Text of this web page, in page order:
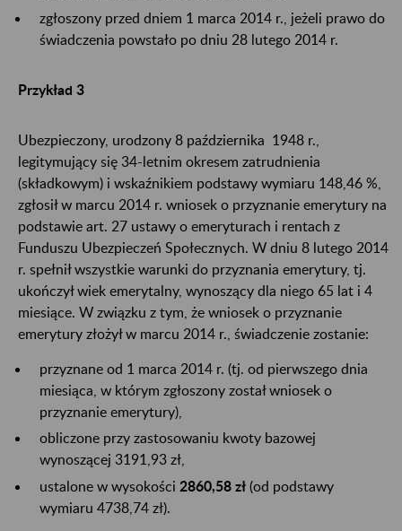
zgłoszony przed dniem 1 marca 2014 r., jeżeli prawo do
świadczenia powstało po dniu 28 lutego 2014 r.
Przykład 3
Ubezpieczony, urodzony 8 października 1948 r.,
legitymujący się 34-letnim okresem zatrudnienia
(składkowym) i wskaźnikiem podstawy wymiaru 148,46 %,
zgłosił w marcu 2014 r. wniosek o przyznanie emerytury na
podstawie art. 27 ustawy o emeryturach i rentach z
Funduszu Ubezpieczeń Społecznych. W dniu 8 lutego 2014
r. spełnił wszystkie warunki do przyznania emerytury, tj.
ukończył wiek emerytalny, wynoszący dla niego 65 lat i 4
miesiące. W związku z tym, że wniosek o przyznanie
emerytury złożył w marcu 2014 r., świadczenie zostanie:
przyznane od 1 marca 2014 r. (tj. od pierwszego dnia
miesiąca, w którym zgłoszony został wniosek o
przyznanie emerytury),
obliczone przy zastosowaniu kwoty bazowej
wynoszącej 3191,93 zł,
ustalone w wysokości 2860,58 zł (od podstawy
wymiaru 4738,74 zł).